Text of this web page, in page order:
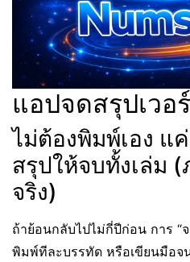
แอปจดสรุปเวอ
ไม่ต้องพิมพ์เอง แ
สรุปให้จบทั้งเล่ม
จริง)
ถ้าย้อนกลับไปไม่กี่ปีก่อน การ “
พิมพ์ทีละบรรทัด หรือเขียนมือจ